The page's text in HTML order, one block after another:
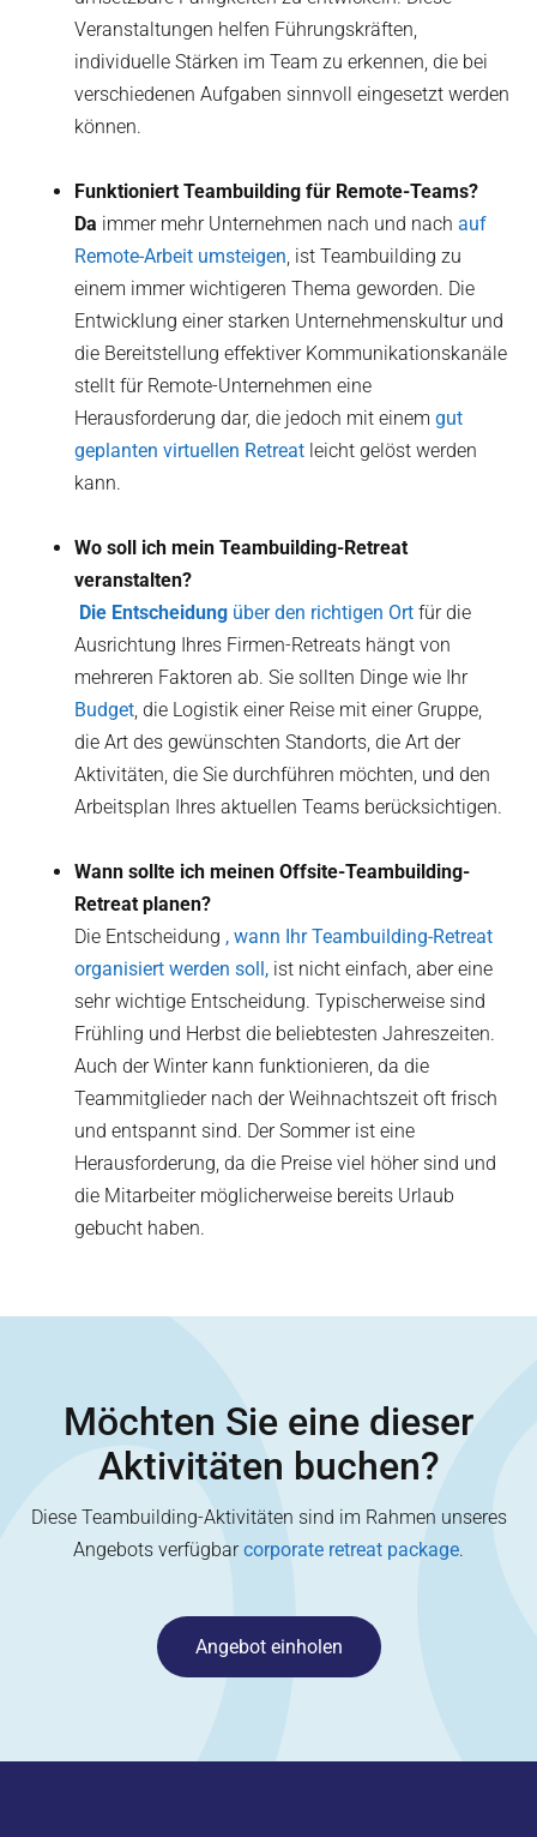
Veranstaltungen helfen Führungskräften,
individuelle Stärken im Team zu erkennen, die bei
verschiedenen Aufgaben sinnvoll eingesetzt werden
können.
Funktioniert Teambuilding für Remote-Teams?
‍Da immer mehr Unternehmen nach und nachauf
Remote-Arbeit umsteigen, ist Teambuilding zu
einem immer wichtigeren Thema geworden. Die
Entwicklung einer starken Unternehmenskultur und
die Bereitstellung effektiver Kommunikationskanäle
stellt für Remote-Unternehmen eine
Herausforderung dar, die jedoch mit einemgut
geplanten virtuellen Retreat leicht gelöst werden
kann.
Wo soll ich mein Teambuilding-Retreat
veranstalten?
‍ Die Entscheidung über den richtigen Ort für die
Ausrichtung Ihres Firmen-Retreats hängt von
mehreren Faktoren ab. Sie sollten Dinge wie Ihr
Budget, die Logistik einer Reise mit einer Gruppe,
die Art des gewünschten Standorts, die Art der
Aktivitäten, die Sie durchführen möchten, und den
Arbeitsplan Ihres aktuellen Teams berücksichtigen.
Wann sollte ich meinen Offsite-Teambuilding-
Retreat planen?
Die Entscheidung , wann Ihr Teambuilding-Retreat
organisiert werden soll, ist nicht einfach, aber eine
sehr wichtige Entscheidung. Typischerweise sind
Frühling und Herbst die beliebtesten Jahreszeiten.
Auch der Winter kann funktionieren, da die
Teammitglieder nach der Weihnachtszeit oft frisch
und entspannt sind. Der Sommer ist eine
Herausforderung, da die Preise viel höher sind und
die Mitarbeiter möglicherweise bereits Urlaub
gebucht haben.
Möchten Sie eine dieser
Aktivitäten buchen?
Diese Teambuilding-Aktivitäten sind im Rahmen unseres
Angebots verfügbarcorporate retreat package.
Angebot einholen